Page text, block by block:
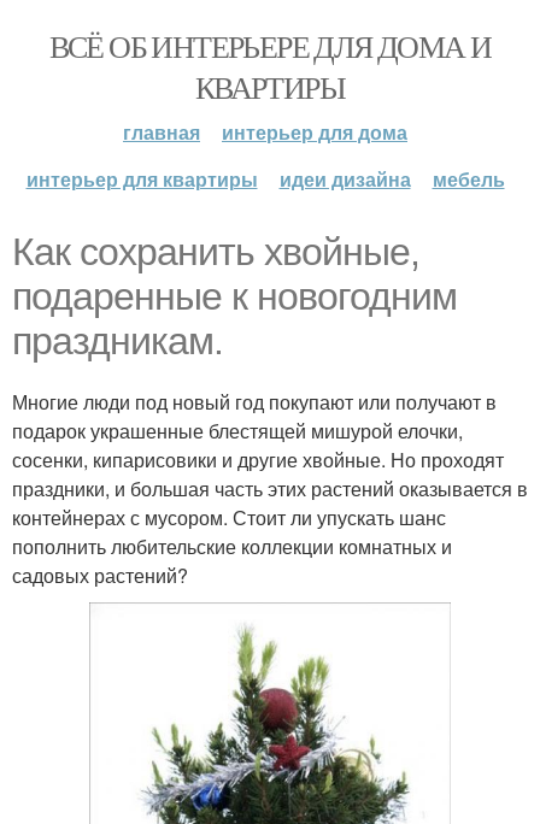
ВСЁ ОБ ИНТЕРЬЕРЕ ДЛЯ ДОМА И
КВАРТИРЫ
главная
интерьер для дома
интерьер для квартиры
идеи дизайна мебель
Как сохранить хвойные,
подаренные к новогодним
праздникам.
Многие люди под новый год покупают или получают в
подарок украшенные блестящей мишурой елочки,
сосенки, кипарисовики и другие хвойные. Но проходят
праздники, и большая часть этих растений оказывается в
контейнерах с мусором. Стоит ли упускать шанс
пополнить любительские коллекции комнатных и
садовых растений?